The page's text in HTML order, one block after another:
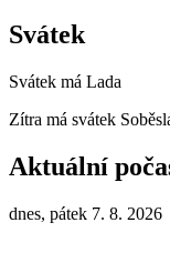
Svátek
Svátek má Lada
Zítra má svátek
Aktuální
dnes, pátek 7. 8. 2026